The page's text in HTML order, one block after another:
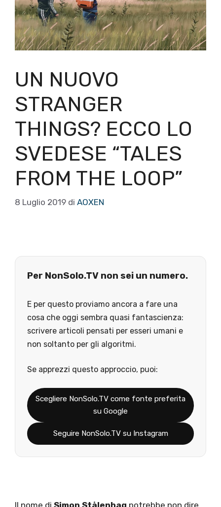
UN NUOVO
STRANGER
THINGS? ECCO LO
SVEDESE “TALES
FROM THE LOOP”
8 Luglio 2019 di AOXEN
Per NonSolo.TV non sei un numero.
E per questo proviamo ancora a fare una
cosa che oggi sembra quasi fantascienza:
scrivere articoli pensati per esseri umani e
non soltanto per gli algoritmi.
Se apprezzi questo approccio, puoi:
Scegliere NonSolo.TV come fonte preferita
su Google
Seguire NonSolo.TV su Instagram
Il nome di Simon Stålenhag potrebbe non dire